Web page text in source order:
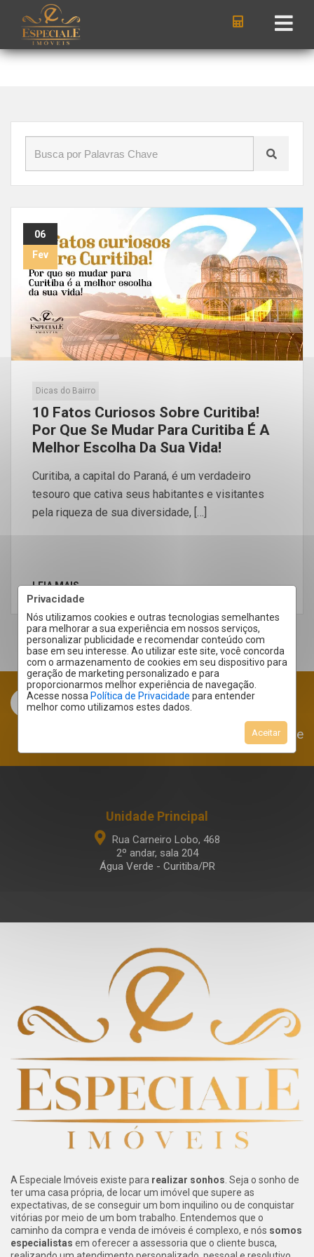
Início» Blog »Clima
Privacidade
Nós utilizamos cookies e outras tecnologias semelhantes
para melhorar a sua experiência em nossos serviços,
personalizar publicidade e recomendar conteúdo com
base em seu interesse. Ao utilizar este site, você concorda
com o armazenamento de cookies em seu dispositivo para
geração de marketing personalizado e para
proporcionarmos melhor experiência de navegação.
Acesse nossa Política de Privacidade para entender
melhor como utilizamos estes dados.
Aceitar
06
Fev
Dicas do Bairro
10 Fatos Curiosos Sobre Curitiba!
Por Que Se Mudar Para Curitiba É A
Melhor Escolha Da Sua Vida!
Curitiba, a capital do Paraná, é um verdadeiro
tesouro que cativa seus habitantes e visitantes
pela riqueza de sua diversidade, […]
LEIA MAIS
Área do Cliente
Unidade Principal
Rua Carneiro Lobo, 468
2º andar, sala 204
Água Verde - Curitiba/PR
A Especiale Imóveis existe para realizar sonhos . Seja o sonho de
ter uma casa própria, de locar um imóvel que supere as
expectativas, de se conseguir um bom inquilino ou de conquistar
vitórias por meio de um bom trabalho. Entendemos que o
caminho da compra e venda de imóveis é complexo, e nós somos
especialistas em oferecer a assessoria que o cliente busca,